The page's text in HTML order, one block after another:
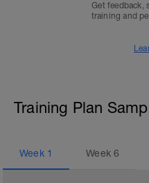
Get feedback,
training and
Training Plan
Week 1 Week6